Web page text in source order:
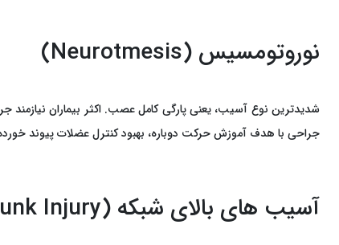
نوروتومسیس (Neurotmesis)
شدیدترین نوع آسیب، یعنی پارگی کامل عصب. اکثر بیماران
جراحی با هدف آموزش حرکت دوباره، بهبود کنترل عضلات پیوند
آسیب ‌های بالای شبکه (Upper Trunk Injury)